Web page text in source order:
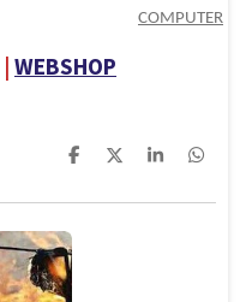
COMPUTER
| WEBSHOP
D
D
S
D